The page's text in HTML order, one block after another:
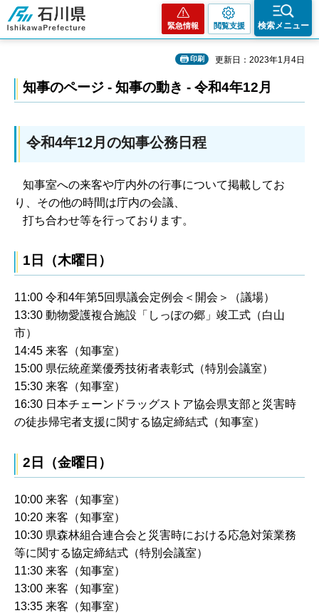
石川県
緊急情報 閲覧支援 検索メニュー
印刷 更新日：2023年1月4日
知事のページ - 知事の動き - 令和4年12月
令和4年12月の知事公務日程
知事室への来客や庁内外の行事について掲載してお
り、その他の時間は庁内の会議、
打ち合わせ等を行っております。
1日（木曜日）
11:00 令和4年第5回県議会定例会＜開会＞（議場）
13:30 動物愛護複合施設「しっぽの郷」竣工式（白山
市）
14:45 来客（知事室）
15:00 県伝統産業優秀技術者表彰式（特別会議室）
15:30 来客（知事室）
16:30 日本チェーンドラッグストア協会県支部と災害時
の徒歩帰宅者支援に関する協定締結式（知事室）
2日（金曜日）
10:00 来客（知事室）
10:20 来客（知事室）
10:30 県森林組合連合会と災害時における応急対策業務
等に関する協定締結式（特別会議室）
11:30 来客（知事室）
13:00 来客（知事室）
13:35 来客（知事室）